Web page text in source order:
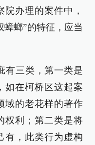
办理的案件中，
蟑螂”的特征，应当
有三类，第一类是
如在柯桥区这起案
域的老花样的著作
权利；第二类是将
有，此类行为虚构